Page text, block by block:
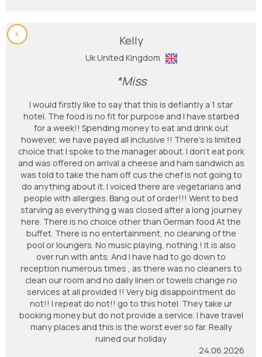
K Kelly
Uk United Kingdom
*Miss
I would firstly like to say that this is defiantly a 1 star
hotel. The food is no fit for purpose and I have starbed
for a week!! Spending money to eat and drink out
however, we have payed all inclusive !! There’s is limited
choice that I spoke to the manager about. I don’t eat pork
and was offered on arrival a cheese and ham sandwich as
was told to take the ham off cus the chef is not going to
do anything about it. I voiced there are vegetarians and
people with allergies. Bang out of order!!! Went to bed
starving as everything g was closed after a long journey
here. There is no choice other than German food At the
buffet. There is no entertainment, no cleaning of the
pool or loungers. No music playing, nothing ! It is also
over run with ants. And I have had to go down to
reception numerous times , as there was no cleaners to
clean our room and no daily linen or towels change no
services at all provided !! Very big disappointment do
not!! I repeat do not!! go to this hotel. They take ur
booking money but do not provide a service. I have travel
many places and this is the worst ever so far. Really
ruined our holiday
24.06.2026